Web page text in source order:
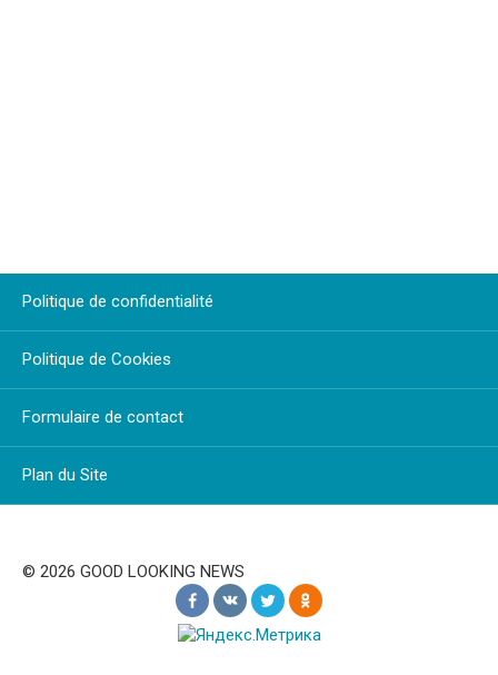
Politique de confidentialité
Politique de Cookies
Formulaire de contact
Plan du Site
© 2026 GOOD LOOKING NEWS